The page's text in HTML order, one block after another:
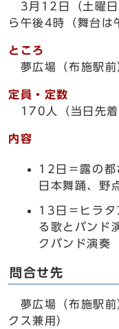
3月12日（土曜日
ら午後4時（舞台は
ところ
夢広場（布施駅前
定員・定数
170人（当日先着
内容
12日＝露の都
日本舞踊、野
13日＝ヒラタ
る歌とバンド
クバンド演奏
問合せ先
夢広場（布施駅
クス兼用）